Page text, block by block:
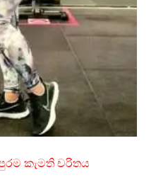
කැමති චරිතය